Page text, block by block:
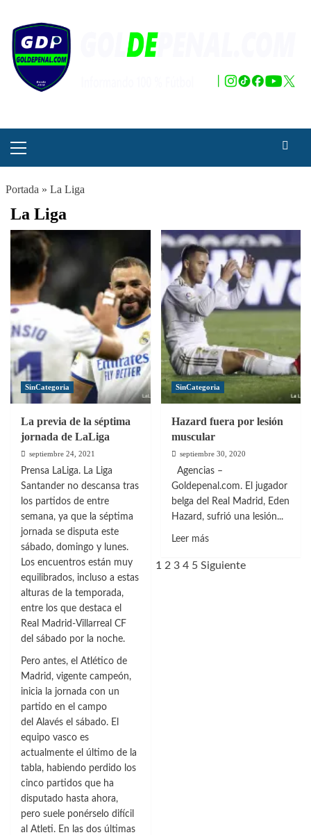
contenido
principal
Portada » La Liga
La Liga
SinCategoria
La previa de la séptima
jornada de LaLiga
septiembre 24, 2021
Prensa LaLiga. La Liga
Santander no descansa tras
los partidos de entre
semana, ya que la séptima
jornada se disputa este
sábado, domingo y lunes.
Los encuentros están muy
equilibrados, incluso a estas
alturas de la temporada,
entre los que destaca el
Real Madrid-Villarreal CF
del sábado por la noche.
Pero antes, el Atlético de
Madrid, vigente campeón,
inicia la jornada con un
partido en el campo
del Alavés el sábado. El
equipo vasco es
actualmente el último de la
tabla, habiendo perdido los
cinco partidos que ha
disputado hasta ahora,
pero suele ponérselo difícil
al Atleti. En las dos últimas
SinCategoria
Hazard fuera por lesión
muscular
septiembre 30, 2020
Agencias –
Goldepenal.com. El jugador
belga del Real Madrid, Eden
Hazard, sufrió una lesión...
Leer másLeer
sobre
Paginación
entradas
1 2 3 4 5 Siguiente